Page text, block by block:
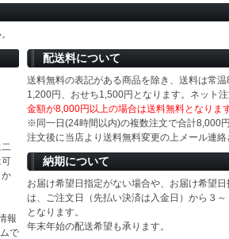
報
で
配送料について
送料無料の表記がある商品を除き、送料は常
1,200円、おせち1,500円となります。ネット
金額が8,000円以上の場合は送料無料となります
※同一日(24時間以内)の複数注文で合計8,000円
注文後に当店より送料無料変更の上メール連絡
納期について
お届け希望日指定がない場合や、お届け希望
は、ご注文日（先払い決済は入金日）から３
となります。
年末年始の配送希望も承ります。